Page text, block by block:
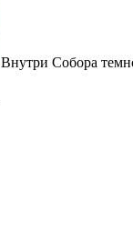
Внутри Собора